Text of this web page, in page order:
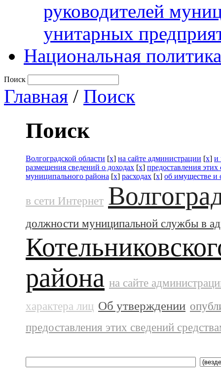
руководителей
унитарных
Национальная политика
Поиск
Главная / Поиск
Поиск
Волгоградской области [x] на сайте администрации [x] и
размещения сведений о доходах [x] предоставления
муниципального района [x] расходах [x] об имуществе и
в сети Интернет
должности муниципальной службы в
района на сайте
характера лиц Об утверждении
предоставления этих сведений